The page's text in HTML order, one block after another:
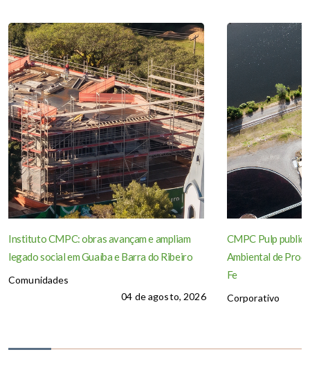
Instituto CMPC: obras avançam e ampliam
legado social em Guaíba e Barra do Ribeiro
Comunidades
04 de agosto, 2026
CMPC Pulp
Ambiental de
Fe
Corporativo